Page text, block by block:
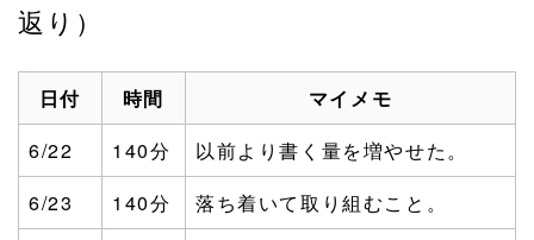
返り）
日付 時間
マイメモ
6/22
140分
以前より書く量を増やせた。
6/23
140分 落ち着いて取り組むこと。